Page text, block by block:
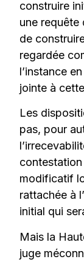
construire
une requête
de
regardée
l’instance
jointe à
Les
pas, pour
contestation
modificatif
rattachée à
initial qui
Mais la
juge